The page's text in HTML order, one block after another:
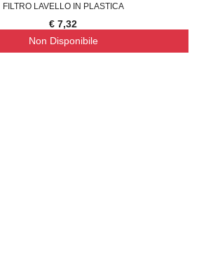
FILTRO LAVELLO IN PLASTICA
€ 7,32
Non Disponibile